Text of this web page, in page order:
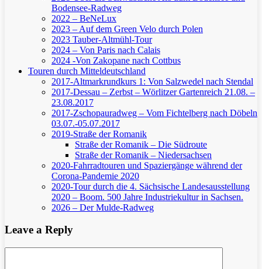
Bodensee-Radweg
2022 – BeNeLux
2023 – Auf dem Green Velo durch Polen
2023 Tauber-Altmühl-Tour
2024 – Von Paris nach Calais
2024 -Von Zakopane nach Cottbus
Touren durch Mitteldeutschland
2017-Altmarkrundkurs 1: Von Salzwedel nach Stendal
2017-Dessau – Zerbst – Wörlitzer Gartenreich 21.08. –
23.08.2017
2017-Zschopauradweg – Vom Fichtelberg nach Döbeln
03.07.-05.07.2017
2019-Straße der Romanik
Straße der Romanik – Die Südroute
Straße der Romanik – Niedersachsen
2020-Fahrradtouren und Spaziergänge während der
Corona-Pandemie 2020
2020-Tour durch die 4. Sächsische Landesausstellung
2020 – Boom. 500 Jahre Industriekultur in Sachsen.
2026 – Der Mulde-Radweg
Leave a Reply